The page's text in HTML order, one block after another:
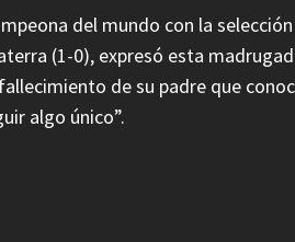
del mundo con la
(1-0), expresó esta
de su padre que
algo único”.